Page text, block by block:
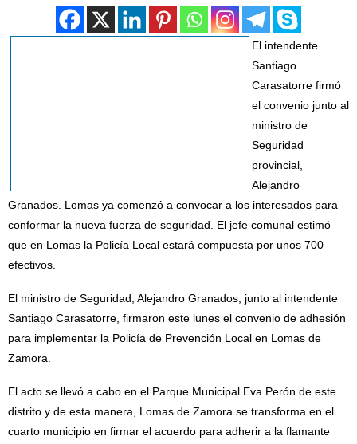
El intendente
Santiago
Carasatorre firmó
el convenio junto al
ministro de
Seguridad
provincial,
Alejandro
Granados. Lomas ya comenzó a convocar a los interesados para
conformar la nueva fuerza de seguridad. El jefe comunal estimó
que en Lomas la Policía Local estará compuesta por unos 700
efectivos.
El ministro de Seguridad, Alejandro Granados, junto al intendente
Santiago Carasatorre, firmaron este lunes el convenio de adhesión
para implementar la Policía de Prevención Local en Lomas de
Zamora.
El acto se llevó a cabo en el Parque Municipal Eva Perón de este
distrito y de esta manera, Lomas de Zamora se transforma en el
cuarto municipio en firmar el acuerdo para adherir a la flamante